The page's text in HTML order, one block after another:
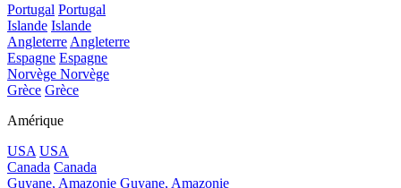
Portugal Portugal
Islande Islande
Angleterre Angleterre
Espagne Espagne
Norvège Norvège
Grèce Grèce
Amérique
USA USA
Canada Canada
Guyane, Amazonie Guyane, Amazonie